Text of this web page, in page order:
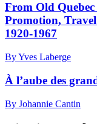
From Old
Promotion,
1920-1967
By Yves Laberge
À l’aube des
By Johannie Cantin